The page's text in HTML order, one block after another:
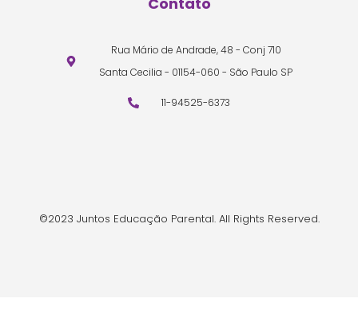
Rua Mário de Andrade, 48 - Conj 710
Santa Cecilia - 01154-060 - São Paulo SP
11-94525-6373
©2023 Juntos Educação Parental. All Rights Reserved.